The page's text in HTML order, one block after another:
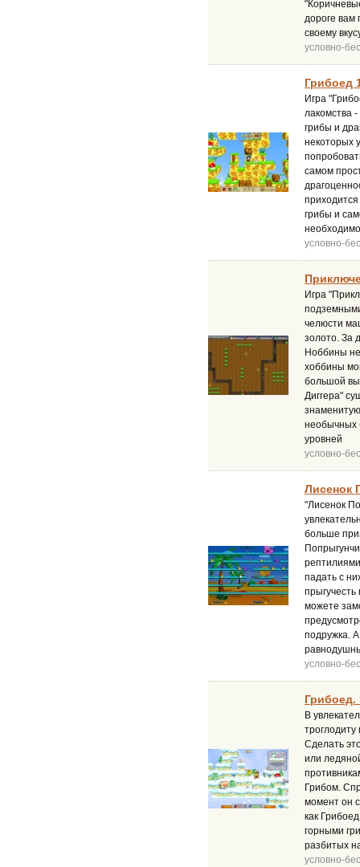
дороге вам
своему
условно-
Грибоед
Игра
лакомства
грибы и
некоторых
самом
грибы и
условно-
Игра
челюсти
золото. За
Ноббины
хоббины
большой
Диггера"
необычных
уровней
условно-
Лисенок
"Лисенок
больше
падать с
можете
подружка.
условно-
Грибоед.
В
Сделать
или
Грибом.
момент он
как
горными
разбитых
условно-